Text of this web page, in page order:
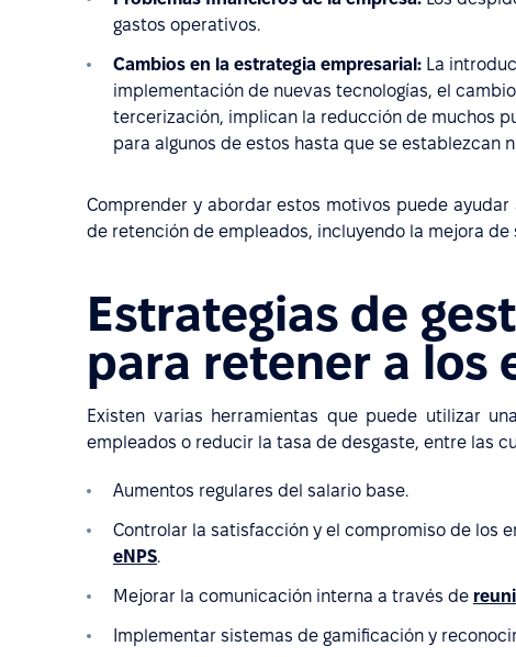
gastos operativos.
Cambios en la estrategia empresarial: La
implementación de nuevas tecnologías, el
tercerización, implican la reducción de muchos
para algunos de estos hasta que se establezcan
Comprender y abordar estos motivos puede
de retención de empleados, incluyendo la mejora de
Estrategias de
para retener a los
Existen varias herramientas que puede utilizar
empleados o reducir la tasa de desgaste, entre las
Aumentos regulares del salario base.
Controlar la satisfacción y el compromiso de los
eNPS.
Mejorar la comunicación interna a través de
Implementar sistemas de gamificación y